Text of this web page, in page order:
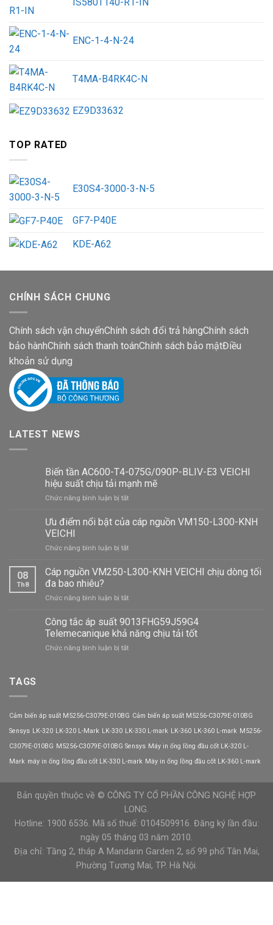
ENC-1-4-N-24
T4MA-B4RK4C-N
EZ9D33632
TOP RATED
E30S4-3000-3-N-5
GF7-P40E
KDE-A62
CHÍNH SÁCH CHUNG
Chính sách vận chuyểnChính sách đổi trả hàngChính sách
bảo hànhChính sách thanh toánChính sách bảo mậtĐiều
khoản sử dụng
LATEST NEWS
Biến tần AC600-T4-075G/090P-BLIV-E3 VEICHI
hiệu suất chịu tải mạnh mẽ
Chức năng bình luận bị tắtở
tần
AC600-
075G/090P-
E3
suất
tải
mạnh
Ưu điểm nổi bật của cáp nguồn VM150-L300-KNH
VEICHI
Chức năng bình luận bị tắtở
điểm
của
nguồn
VM150-
KNH
08
Th8
Cáp nguồn VM250-L300-KNH VEICHI chịu dòng tối
đa bao nhiêu?
Chức năng bình luận bị tắtở
nguồn
VM250-
L300-
KNH
bao
Công tắc áp suất 9013FHG59J59G4
Telemecanique khả năng chịu tải tốt
Chức năng bình luận bị tắtở
khả
năng
tải
tốt
TAGS
Cảm biến áp suất M5256-C3079E-010BG Cảm biến áp suất M5256-C3079E-010BG
Sensys LK-320 LK-320 L-Mark LK-330 LK-330 L-mark LK-360 LK-360 L-mark M5256-
C3079E-010BG M5256-C3079E-010BG Sensys Máy in ống lồng đầu cốt LK-320 L-
Mark máy in ống lồng đầu cốt LK-330 L-mark Máy in ống lồng đầu cốt LK-360 L-mark
Bản quyền thuộc về © CÔNG TY CỔ PHẦN CÔNG NGHỆ HỢP
LONG.
Hotline: 1900 6536. Mã số thuế: 0104509916. Đăng ký lần đầu:
ngày 05 tháng 03 năm 2010.
Địa chỉ: Tầng 2, tháp A Mandarin Garden 2, số 99 phố Tân Mai,
Phường Tương Mai, TP. Hà Nội.